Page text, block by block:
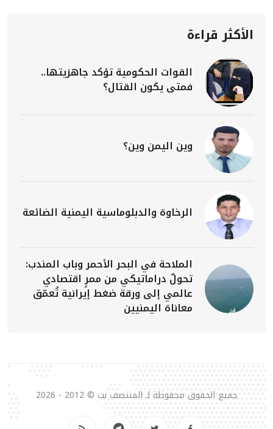
الأكثر قراءة
القوات الحكومية تؤكد جاهزيتها..
فمتى يكون القتال؟
وين اليمن وين؟
الرخاوة والدبلوماسية اليمنية الضائعة
الملاحة في البحر الأحمر وباب المندب:
تحولٌ دراماتيكي من ممرٍ اقتصادي
عالمي إلى ورقة ضغط إيرانية تُعمّق
معاناة اليمنيين
جميع الحقوق محفوظة لـ المنتصف نت © 2012 - 2026